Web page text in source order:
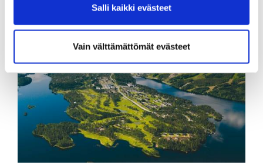
Salli kaikki evästeet
Vain välttämättömät evästeet
73.2/143 70.5/138 69.3/135
Naiset
— 75.8/143 74.4/140 70.8/133